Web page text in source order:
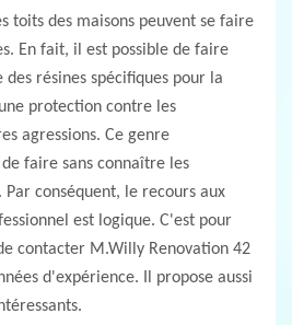
toits des maisons peuvent se faire
En fait, il est possible de faire
des résines spécifiques pour la
protection contre les
agressions. Ce genre
faire sans connaître les
conséquent, le recours aux
est logique. C'est pour
contacter M.Willy Renovation 42
d'expérience. Il propose aussi